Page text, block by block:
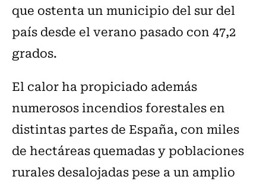
que ostenta un municipio del sur del
país desde el verano pasado con 47,2
grados.
El calor ha propiciado además
numerosos incendios forestales en
distintas partes de España, con miles
de hectáreas quemadas y poblaciones
rurales desalojadas pese a un amplio